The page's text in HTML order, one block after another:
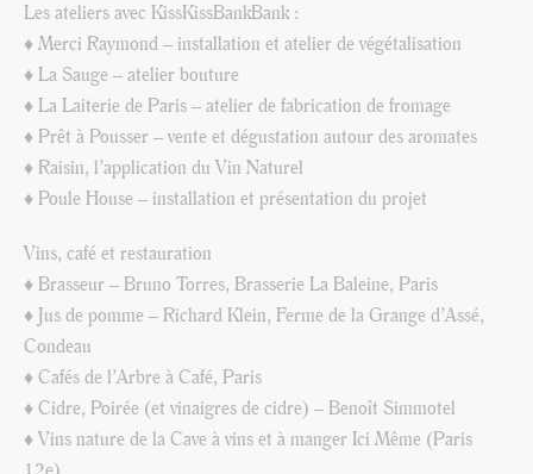
Les ateliers avec KissKissBankBank :
♦ Merci Raymond – installation et atelier de végétalisation
♦ La Sauge – atelier bouture
♦ La Laiterie de Paris – atelier de fabrication de fromage
♦ Prêt à Pousser – vente et dégustation autour des aromates
♦ Raisin, l’application du Vin Naturel
♦ Poule House – installation et présentation du projet
Vins, café et restauration
♦ Brasseur – Bruno Torres, Brasserie La Baleine, Paris
♦ Jus de pomme – Richard Klein, Ferme de la Grange d’Assé,
Condeau
♦ Cafés de l’Arbre à Café, Paris
♦ Cidre, Poirée (et vinaigres de cidre) – Benoît Simmotel
♦ Vins nature de la Cave à vins et à manger Ici Même (Paris